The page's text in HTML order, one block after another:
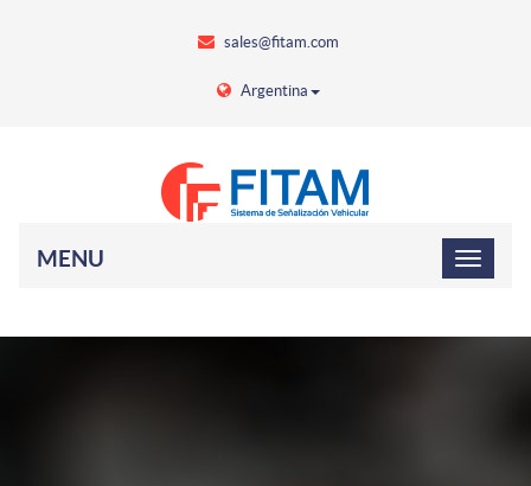
sales@fitam.com
Argentina
MENU